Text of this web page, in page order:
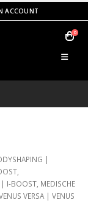
ACCOUNT
0
|
I-BOOST, MEDISCHE
VERSA | VENUS